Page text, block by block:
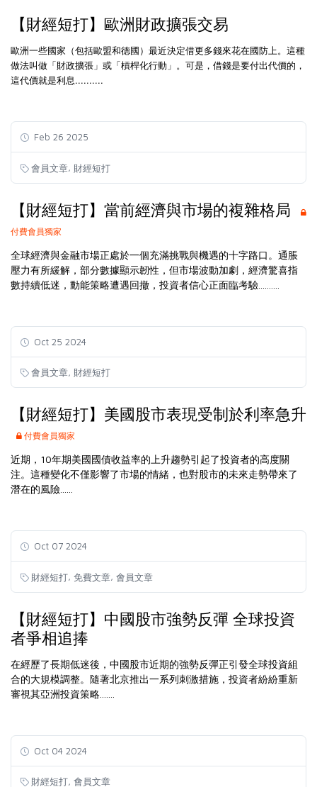
【財經短打】歐洲財政擴張交易
歐洲一些國家（包括歐盟和德國）最近決定借更多錢來花在國防上。這種
做法叫做「財政擴張」或「槓桿化行動」。可是，借錢是要付出代價的，
這代價就是利息..........
Feb 26 2025
會員文章, 財經短打
【財經短打】當前經濟與市場的複雜格局
付費會員獨家
全球經濟與金融市場正處於一個充滿挑戰與機遇的十字路口。通脹
壓力有所緩解，部分數據顯示韌性，但市場波動加劇，經濟驚喜指
數持續低迷，動能策略遭遇回撤，投資者信心正面臨考驗..........
Oct 25 2024
會員文章 財經短打
【財經短打】美國股市表現受制於利率急升
付費會員獨家
近期，10年期美國國債收益率的上升趨勢引起了投資者的高度關
注。這種變化不僅影響了市場的情緒，也對股市的未來走勢帶來了
潛在的風險......
Oct 07 2024
財經短打, 免費文章, 會員文章
【財經短打】中國股市強勢反彈 全球投資
者爭相追捧
在經歷了長期低迷後，中國股市近期的強勢反彈正引發全球投資組
合的大規模調整。隨著北京推出一系列刺激措施，投資者紛紛重新
審視其亞洲投資策略.......
Oct 04 2024
財經短打 會員文章